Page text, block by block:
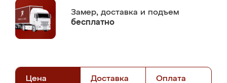
Замер, доставка и подъем
бесплатно
Цена Доставка Оплата